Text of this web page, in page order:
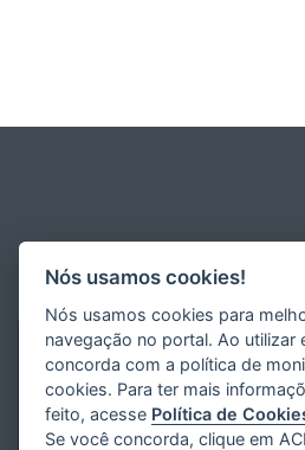
Nós usamos cookies!
Nós usamos cookies para
navegação no portal. Ao utilizar
concorda com a política de
cookies. Para ter mais
feito, acesse Política de
Se você concorda, clique em